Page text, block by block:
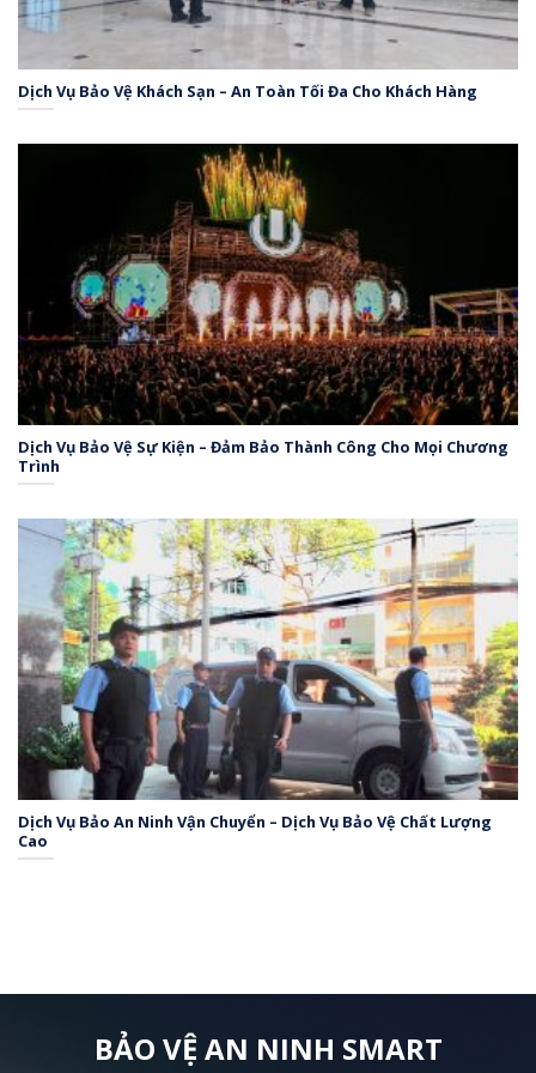
Dịch Vụ Bảo Vệ Khách Sạn – An Toàn Tối Đa Cho Khách Hàng
Dịch Vụ Bảo Vệ Sự Kiện – Đảm Bảo Thành Công Cho Mọi Chương
Trình
Dịch Vụ Bảo An Ninh Vận Chuyển – Dịch Vụ Bảo Vệ Chất Lượng
Cao
BẢO VỆ AN NINH SMART